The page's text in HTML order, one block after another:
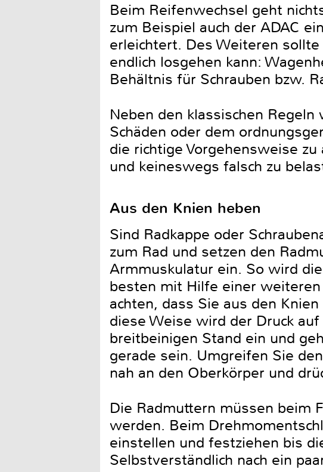
Beim Reifenwechsel geht
zum Beispiel auch der ADAC
erleichtert. Des Weiteren
endlich losgehen kann:
Behältnis für Schrauben bzw.
Neben den klassischen
Schäden oder dem
die richtige Vorgehensweise
und keineswegs falsch zu
Aus den Knien heben
Sind Radkappe oder
zum Rad und setzen den
Armmuskulatur ein. So wird
besten mit Hilfe einer
achten, dass Sie aus den
diese Weise wird der Druck
breitbeinigen Stand ein und
gerade sein. Umgreifen Sie
nah an den Oberkörper und
Die Radmuttern müssen beim
werden. Beim
einstellen und festziehen bis
Selbstverständlich nach ein